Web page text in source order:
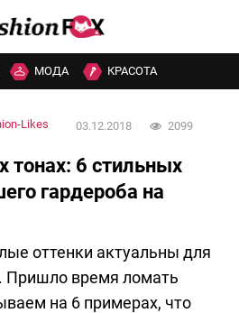
МОДА КРАСОТА
Likes 03.12.2018 2099
тонах: 6 стильных
гардероба на
оттенки актуальны для
Пришло время ломать
на 6 примерах, что